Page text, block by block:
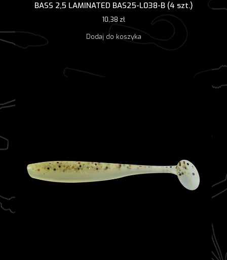
BASS 2,5 LAMINATED BAS25-L038-B (4 szt.)
10,38 zł
Dodaj do koszyka